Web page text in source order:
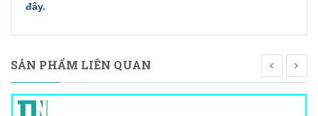
đây.
SẢN PHẨM LIÊN QUAN